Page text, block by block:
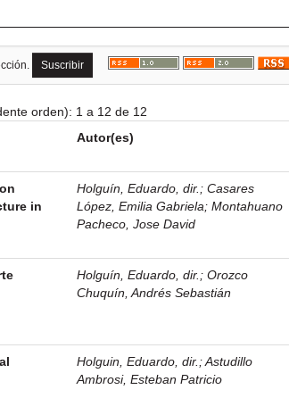
orden): 1 a 12 de 12
Autor(es)
in
Holguín, Eduardo, dir. ;Casares
López, Emilia Gabriela;Montahuano
Pacheco, Jose David
Holguín, Eduardo, dir. ;Orozco
Chuquín, Andrés Sebastián
Holguin, Eduardo, dir. ;Astudillo
Ambrosi, Esteban Patricio